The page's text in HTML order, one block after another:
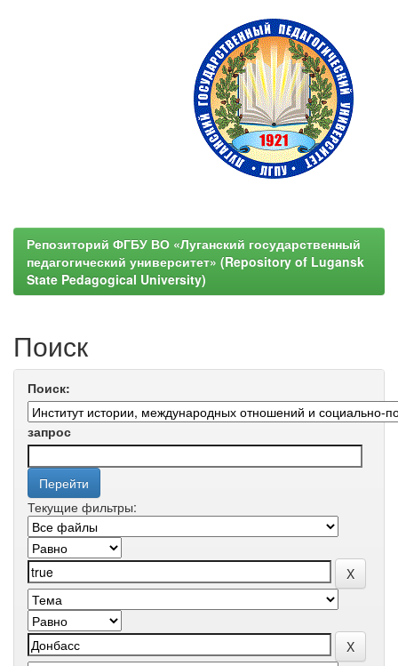
Репозиторий ФГБУ ВО «Луганский государственный
педагогический университет» (Repository of Lugansk
State Pedagogical University)
Поиск
Поиск:
запрос
Текущие фильтры: